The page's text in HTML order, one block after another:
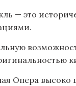
— это
Опера высоко